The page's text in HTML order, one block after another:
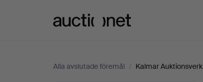
Alla avslutade föremål / Kalmar Auktionsverk